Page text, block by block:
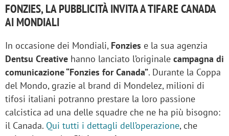
FONZIES, LA PUBBLICITÀ INVITA A TIFARE CANADA
AI MONDIALI
In occasione dei Mondiali, Fonzies e la sua agenzia
Dentsu Creative hanno lanciato l’originale campagna di
comunicazione “Fonzies for Canada”. Durante la Coppa
del Mondo, grazie al brand di Mondelez, milioni di
tifosi italiani potranno prestare la loro passione
calcistica ad una delle squadre che ne ha più bisogno:
il Canada. Qui tutti i dettagli dell’operazione, che